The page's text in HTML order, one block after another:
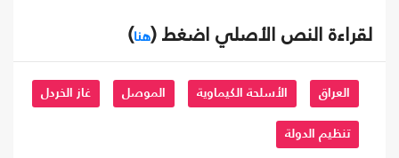
لقراءة النص الأصلي اضغط (هنا)
العراق الأسلحة الكيماوية الموصل غاز الخردل
تنظيم الدولة